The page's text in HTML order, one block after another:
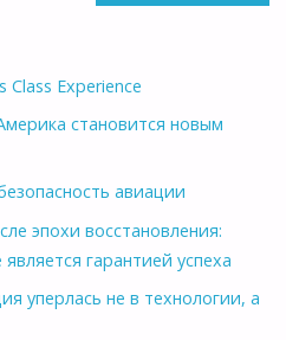
Class Experience
становится новым
авиации
эпохи восстановления:
гарантией успеха
уперлась не в технологии, а